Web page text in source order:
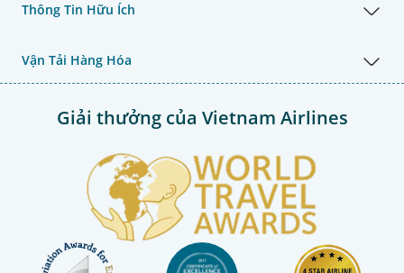
Thông Tin Hữu Ích
Vận Tải Hàng Hóa
Giải thưởng của Vietnam Airlines